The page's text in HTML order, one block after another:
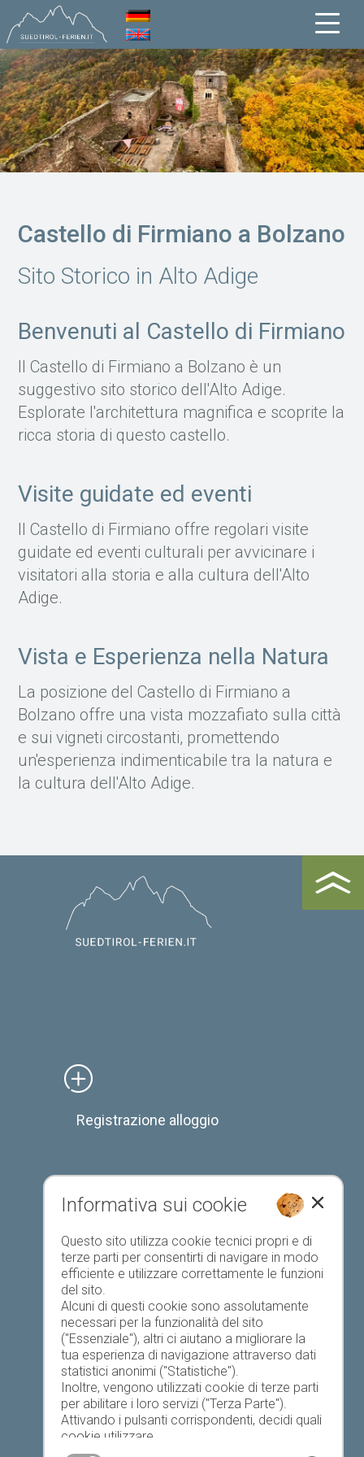
Castello di Firmiano a Bolzano
Sito Storico in Alto Adige
Benvenuti al Castello di Firmiano
Il Castello di Firmiano a Bolzano è un
suggestivo sito storico dell'Alto Adige.
Esplorate l'architettura magnifica e scoprite la
ricca storia di questo castello.
Visite guidate ed eventi
Il Castello di Firmiano offre regolari visite
guidate ed eventi culturali per avvicinare i
visitatori alla storia e alla cultura dell'Alto
Adige.
Vista e Esperienza nella Natura
La posizione del Castello di Firmiano a
Bolzano offre una vista mozzafiato sulla città
e sui vigneti circostanti, promettendo
un'esperienza indimenticabile tra la natura e
la cultura dell'Alto Adige.
Registrazione alloggio
Elenco preferiti
Oggi Domani mercoledì
19 °C 34 °C 19 °C 34 °C 18 °C 34 °C
Informativa sui cookie
Questo sito utilizza cookie tecnici propri e di
terze parti per consentirti di navigare in modo
efficiente e utilizzare correttamente le funzioni
del sito.
Alcuni di questi cookie sono assolutamente
necessari per la funzionalità del sito
("Essenziale"), altri ci aiutano a migliorare la
tua esperienza di navigazione attraverso dati
statistici anonimi ("Statistiche").
Inoltre, vengono utilizzati cookie di terze parti
per abilitare i loro servizi ("Terza Parte").
Attivando i pulsanti corrispondenti, decidi quali
cookie utilizzare.
Cliccando su "Accetta tutto", "Salva selezione"